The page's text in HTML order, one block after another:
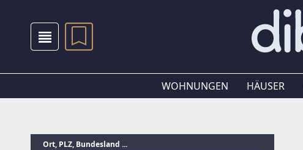
WOHNUNGEN HÄUSER
Ort, PLZ, Bundesland ...